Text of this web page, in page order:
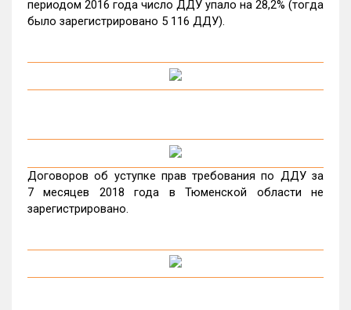
периодом 2016 года число ДДУ упало на 28,2% (тогда
было зарегистрировано 5 116 ДДУ).
Договоров об уступке прав требования по ДДУ за
7 месяцев 2018 года в Тюменской области не
зарегистрировано.